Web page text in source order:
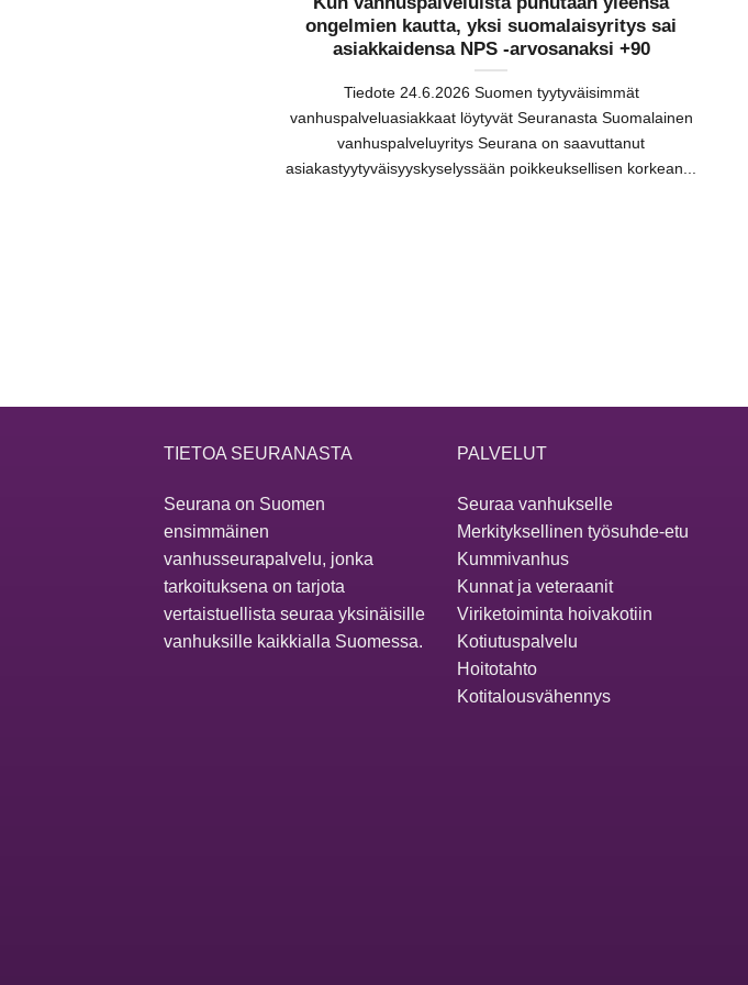
ongelmien kautta, yksi suomalaisyritys sai
asiakkaidensa NPS -arvosanaksi +90
Tiedote 24.6.2026 Suomen tyytyväisimmät
vanhuspalveluasiakkaat löytyvät Seuranasta Suomalainen
vanhuspalveluyritys Seurana on saavuttanut
asiakastyytyväisyyskyselyssään poikkeuksellisen korkean...
TIETOA SEURANASTA
Seurana on Suomen
ensimmäinen
vanhusseurapalvelu, jonka
tarkoituksena on tarjota
vertaistuellista seuraa yksinäisille
vanhuksille kaikkialla Suomessa.
PALVELUT
Seuraa vanhukselle
Merkityksellinen työsuhde-etu
Kummivanhus
Kunnat ja veteraanit
Viriketoiminta hoivakotiin
Kotiutuspalvelu
Hoitotahto
Kotitalousvähennys